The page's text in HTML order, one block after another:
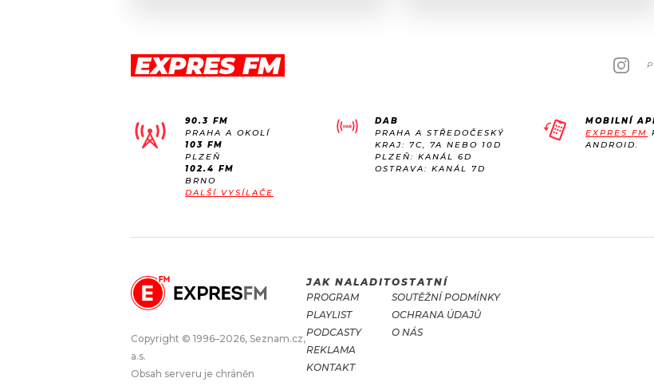
EXPRES FM
90.3 FM
PRAHA A OKOLÍ
103 FM
PLZEŇ
102.4 FM
BRNO
DALŠÍ VYSÍLAČE
DAB
PRAHA A STŘEDOČESKÝ
KRAJ: 7C, 7A NEBO 10D
PLZEŇ: KANÁL 6D
OSTRAVA: KANÁL 7D
MOBILNÍ
EXPRES FM
ANDROID.
Copyright © 1996–2026, Seznam.cz,
a.s.
Obsah serveru je chráněn
JAK NALADIT
PROGRAM
PLAYLIST
PODCASTY
REKLAMA
KONTAKT
OSTATNÍ
SOUTĚŽNÍ PODMÍNKY
OCHRANA ÚDAJŮ
O NÁS